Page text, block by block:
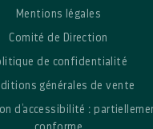
Mentions légales
Comité de Direction
de confidentialité
générales de vente
d’accessibilité :
conforme